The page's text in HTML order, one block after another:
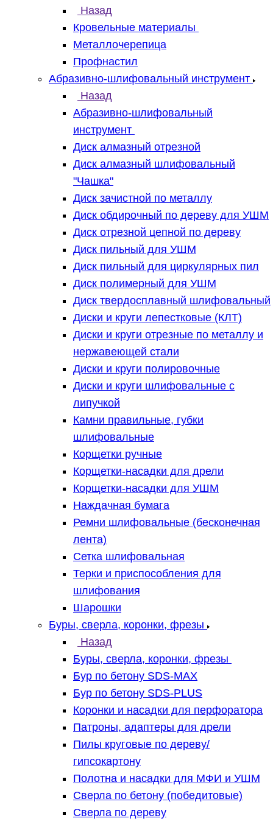
Назад
Кровельные материалы
Металлочерепица
Профнастил
Абразивно-шлифовальный инструмент
Назад
Абразивно-шлифовальный
инструмент
Диск алмазный отрезной
Диск алмазный шлифовальный
"Чашка"
Диск зачистной по металлу
Диск обдирочный по дереву для УШМ
Диск отрезной цепной по дереву
Диск пильный для УШМ
Диск пильный для циркулярных пил
Диск полимерный для УШМ
Диск твердосплавный шлифовальный
Диски и круги лепестковые (КЛТ)
Диски и круги отрезные по металлу и
нержавеющей стали
Диски и круги полировочные
Диски и круги шлифовальные с
липучкой
Камни правильные, губки
шлифовальные
Корщетки ручные
Корщетки-насадки для дрели
Корщетки-насадки для УШМ
Наждачная бумага
Ремни шлифовальные (бесконечная
лента)
Сетка шлифовальная
Терки и приспособления для
шлифования
Шарошки
Буры, сверла, коронки, фрезы
Назад
Буры, сверла, коронки, фрезы
Бур по бетону SDS-MAX
Бур по бетону SDS-PLUS
Коронки и насадки для перфоратора
Патроны, адаптеры для дрели
Пилы круговые по дереву/
гипсокартону
Полотна и насадки для МФИ и УШМ
Сверла по бетону (победитовые)
Сверла по дереву